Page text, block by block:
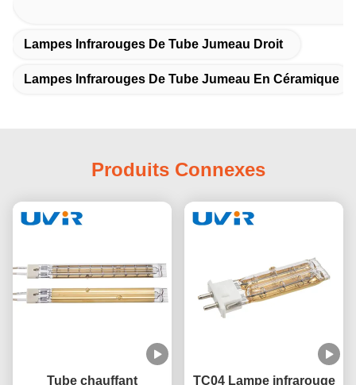
Lampes Infrarouges De Tube Jumeau Droit
Lampes Infrarouges De Tube Jumeau En Céramique
Produits Connexes
Tube chauffant TC04 Lampe infrarouge